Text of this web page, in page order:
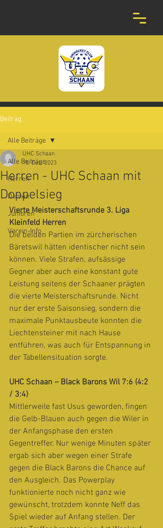
Beitrag
Alle Beiträge
Herren
Damen
Junioren
Verein-Info
Alle Beiträge
Herren - UHC Schaan mit
Doppelsieg
UHC Schaan
15. Dez. 2023
Vierte Meisterschaftsrunde 3. Liga
Kleinfeld Herren
Die beiden Partien im zürcherischen
Bäretswil hätten identischer nicht sein
können. Viele Strafen, aufsässige
Gegner aber auch eine konstant gute
Leistung seitens der Schaaner prägten
die vierte Meisterschaftsrunde. Nicht
nur der erste Saisonsieg, sondern die
maximale Punktausbeute konnten die
Liechtensteiner mit nach Hause
entführen, was auch für Entspannung in
der Tabellensituation sorgte.
UHC Schaan – Black Barons Wil 7:6 (4:2
/ 3:4)
Mittlerweile fast Usus geworden, fingen
die Gelb-Blauen auch gegen die Wiler in
der Anfangsphase den ersten
Gegentreffer. Nur wenige Minuten später
ergab sich aber wegen einer Strafe
gegen die Black Barons die Chance auf
den Ausgleich. Das Powerplay
funktionierte noch nicht ganz wie
gewünscht, trotzdem konnte Neff das
Spiel wieder auf Anfang stellen. Der